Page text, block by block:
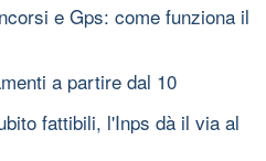
e Gps: come funziona il
a partire dal 10
fattibili, l'Inps dà il via al